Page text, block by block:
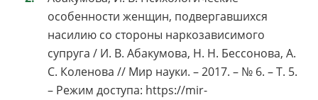
особенности женщин, подвергавшихся
насилию со стороны наркозависимого
супруга / И. В. Абакумова, Н. Н. Бессонова, А.
С. Коленова // Мир науки. – 2017. – № 6. – Т. 5.
– Режим доступа: https://mir-